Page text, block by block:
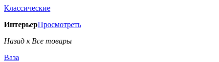
Классические
ИнтерьерПросмотреть
Назад к Все товары
Ваза